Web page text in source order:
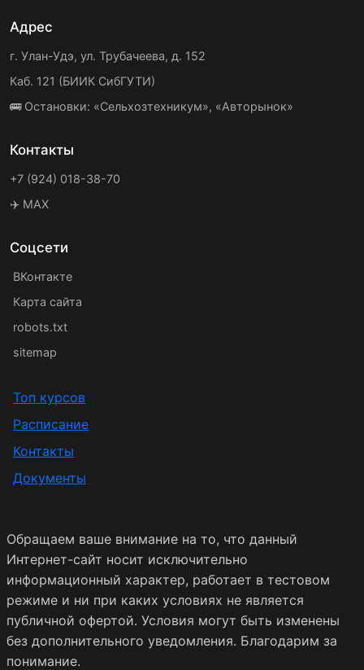
Адрес
г. Улан-Удэ, ул. Трубачеева, д. 152
Каб. 121 (БИИК СибГУТИ)
🚌 Остановки: «Сельхозтехникум», «Авторынок»
Контакты
+7 (924) 018-38-70
✈️ MAX
Соцсети
ВКонтакте
Карта сайта
robots.txt
sitemap
Топ курсов
Расписание
Контакты
Документы
Обращаем ваше внимание на то, что данный
Интернет-сайт носит исключительно
информационный характер, работает в тестовом
режиме и ни при каких условиях не является
публичной офертой. Условия могут быть изменены
без дополнительного уведомления. Благодарим за
понимание.